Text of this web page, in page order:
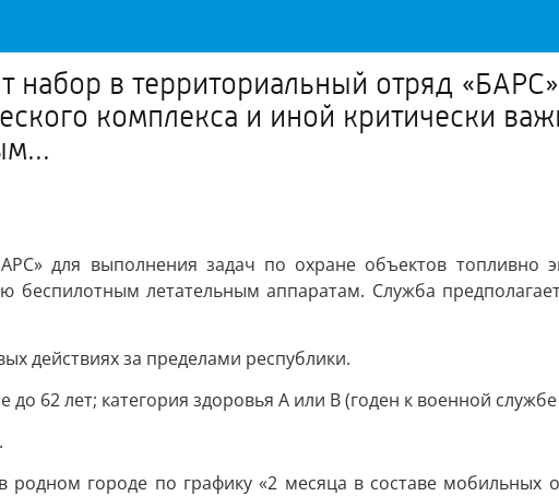
набор в территориальный отряд
комплекса и иной критически
для выполнения задач по охране объектов топливно
беспилотным летательным аппаратам. Служба
действиях за пределами республики.
62 лет; категория здоровья А или В (годен к военной
городе по графику «2 месяца в составе